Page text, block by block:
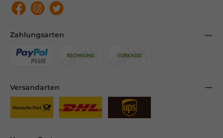
FacebookInstagram
Twitter
Zahlungsarten
Versandarten